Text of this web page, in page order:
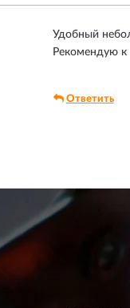
Удобный
Рекомендую к
Ответить